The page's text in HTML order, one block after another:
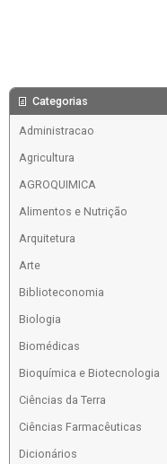
Categorias
Administracao
Agricultura
AGROQUIMICA
Alimentos e Nutrição
Arquitetura
Arte
Biblioteconomia
Biologia
Biomédicas
Bioquímica e Biotecnologia
Ciências da Terra
Ciências Farmacêuticas
Dicionários